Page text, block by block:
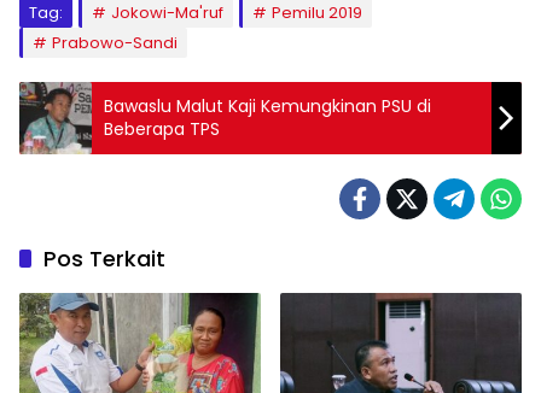
Tag: Jokowi-Ma'ruf
Pemilu 2019
Prabowo-Sandi
Bawaslu Malut Kaji Kemungkinan PSU di
Beberapa TPS
Pos Terkait